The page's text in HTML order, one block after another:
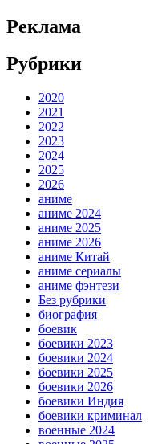
Реклама
Рубрики
2020
2021
2022
2023
2024
2025
2026
аниме
аниме 2024
аниме 2025
аниме 2026
аниме Китай
аниме сериалы
аниме фэнтези
Без рубрики
биография
боевик
боевики 2023
боевики 2024
боевики 2025
боевики 2026
боевики Индия
боевики криминал
военные 2024